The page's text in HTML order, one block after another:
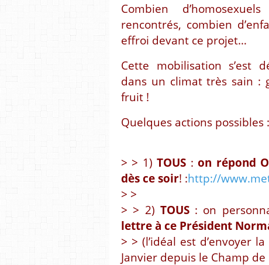
Combien
rencontrés, combien
effroi devant ce projet…
Cette mobilisation s’est
dans un climat très sain :
fruit !
Quelques actions possibles :
> > 1)TOUS :on répond
dès ce soir! :http://
> >
> > 2) TOUS : on
lettre à ce Président
> > (l’idéal est d’envoyer
Janvier depuis le Champ de